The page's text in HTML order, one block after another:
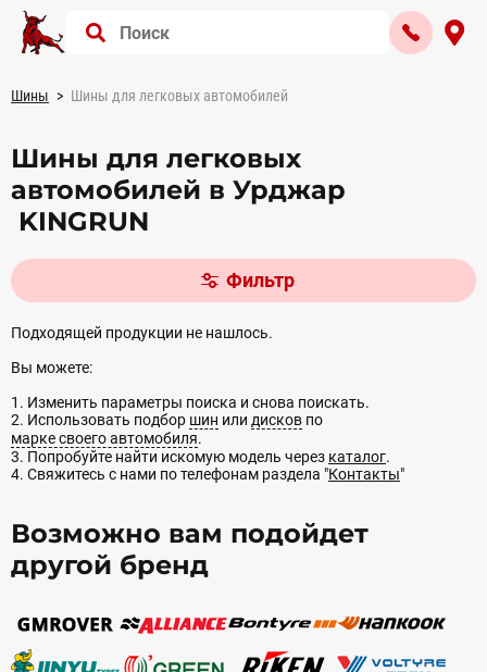
Шины Шины для легковых автомобилей
Шины для легковых
автомобилей в Урджар
KINGRUN
Фильтр
Подходящей продукции не нашлось.
Вы можете:
1. Изменить параметры поиска и снова поискать.
2. Использовать подбор шин или дисков по
марке своего автомобиля.
3. Попробуйте найти искомую модель через каталог.
4. Свяжитесь с нами по телефонам раздела "Контакты"
Возможно вам подойдет
другой бренд